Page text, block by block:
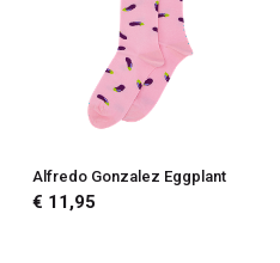
Alfredo Gonzalez Eggplant
€ 11,95